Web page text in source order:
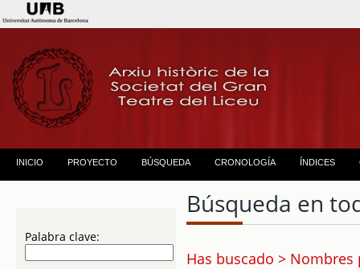
INICIO PROYECTO BÚSQUEDA CRONOLOGÍA ÍNDICES
Palabra clave:
Búsqueda en
Has buscado >